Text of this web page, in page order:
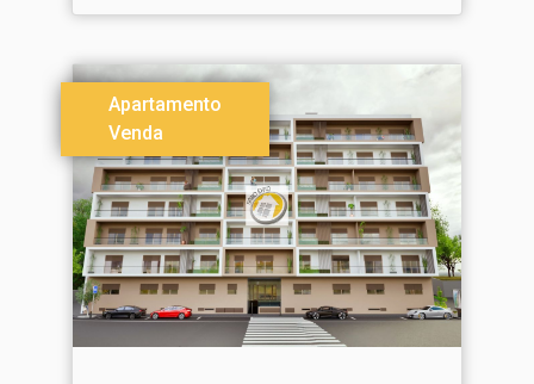
Apartamento
Venda